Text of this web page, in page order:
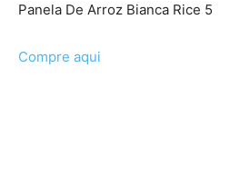
Panela De Arroz Bianca Rice 5
Compre aqui